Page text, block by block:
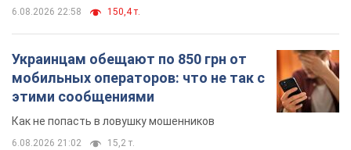
6.08.2026 22:58 150,4 т.
Украинцам обещают по 850 грн от
мобильных операторов: что не так с
этими сообщениями
Как не попасть в ловушку мошенников
6.08.2026 21:02 15,2 т.